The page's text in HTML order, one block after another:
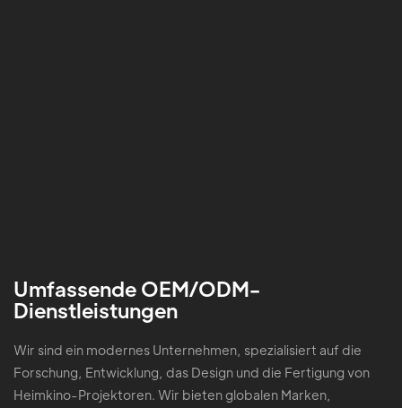
Umfassende OEM/ODM-
Dienstleistungen
Wir sind ein modernes Unternehmen, spezialisiert auf die
Forschung, Entwicklung, das Design und die Fertigung von
Heimkino-Projektoren. Wir bieten globalen Marken,